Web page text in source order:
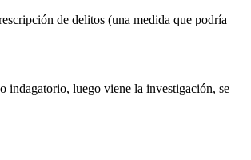
de delitos (una medida que podría
indagatorio, luego viene la investigación, se